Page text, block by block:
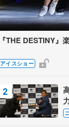
『THE DESTINY』
アイスショー